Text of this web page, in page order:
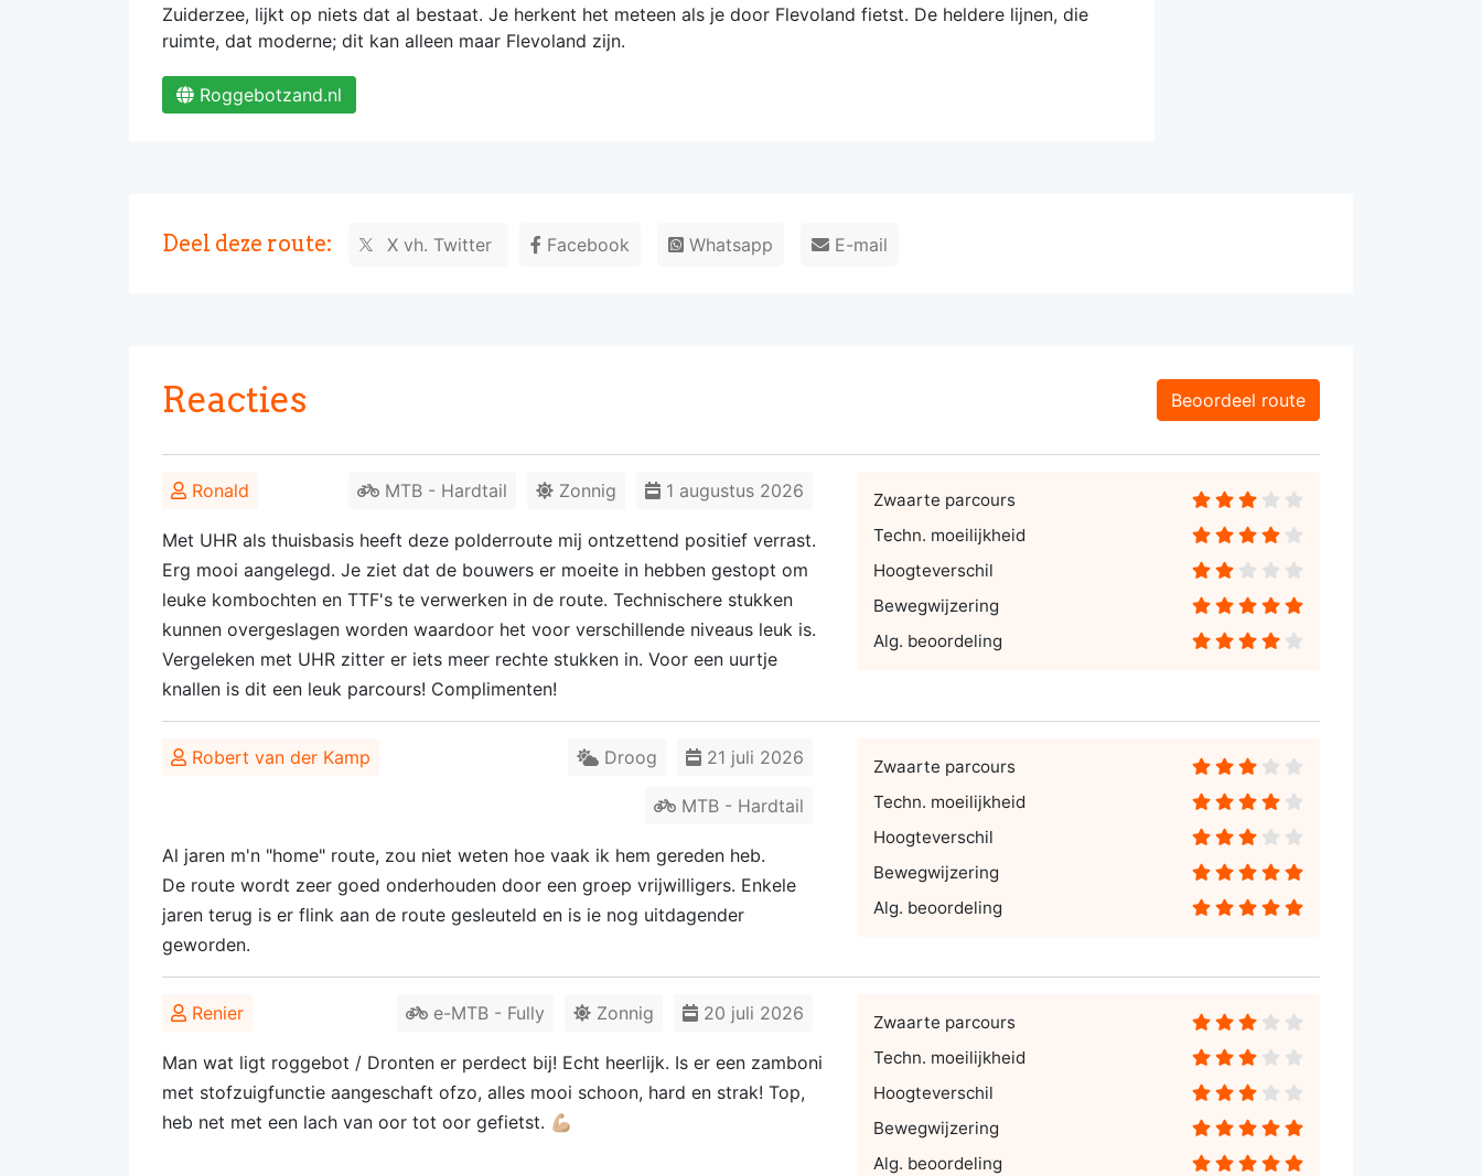
Zuiderzee, lijkt op niets dat al bestaat. Je herkent het meteen als je door Flevoland fietst. De heldere lijnen, die
ruimte, dat moderne; dit kan alleen maar Flevoland zijn.
Roggebotzand.nl
Deel deze route: X vh. Twitter Facebook Whatsapp E-mail
Reacties Beoordeel route
Ronald 1 augustus 2026
Zonnig
MTB - Hardtail
Met UHR als thuisbasis heeft deze polderroute mij ontzettend positief verrast.
Erg mooi aangelegd. Je ziet dat de bouwers er moeite in hebben gestopt om
leuke kombochten en TTF's te verwerken in de route. Technischere stukken
kunnen overgeslagen worden waardoor het voor verschillende niveaus leuk is.
Vergeleken met UHR zitter er iets meer rechte stukken in. Voor een uurtje
knallen is dit een leuk parcours! Complimenten!
Zwaarte parcours
Techn. moeilijkheid
Hoogteverschil
Bewegwijzering
Alg. beoordeling
Robert van der Kamp 21 juli 2026
Droog
MTB - Hardtail
Al jaren m'n "home" route, zou niet weten hoe vaak ik hem gereden heb.
De route wordt zeer goed onderhouden door een groep vrijwilligers. Enkele
jaren terug is er flink aan de route gesleuteld en is ie nog uitdagender
geworden.
Zwaarte parcours
Techn. moeilijkheid
Hoogteverschil
Bewegwijzering
Alg. beoordeling
Renier 20 juli 2026
Zonnig
e-MTB - Fully
Man wat ligt roggebot / Dronten er perdect bij! Echt heerlijk. Is er een zamboni
met stofzuigfunctie aangeschaft ofzo, alles mooi schoon, hard en strak! Top,
heb net met een lach van oor tot oor gefietst. 💪🏼
Zwaarte parcours
Techn. moeilijkheid
Hoogteverschil
Bewegwijzering
Alg. beoordeling